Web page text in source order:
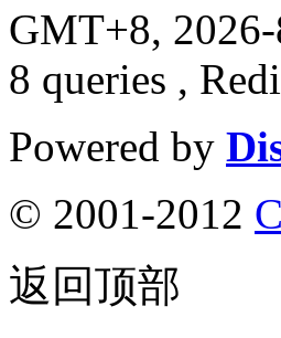
GMT+8,
8 queries ,
Powered by
© 2001-2012
返回顶部